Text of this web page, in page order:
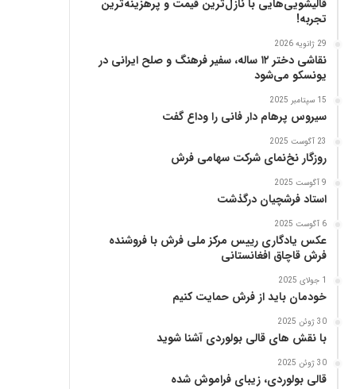
قالیشویی‌هایی با نازل‌ترین قیمت و پرهزینه‌ترین
تجربه!
29 ژانویه 2026
نقاشی دختر ۱۲ ساله، سفیر فرهنگ و صلح ایرانی در
یونسکو می‌شود
15 سپتامبر 2025
سیروس پرهام دار فانی را وداع گفت
23 آگوست 2025
روزگار نخ‌نمای شرکت سهامی فرش
9 آگوست 2025
استاد فرشچیان درگذشت
6 آگوست 2025
عکس یادگاری رییس مرکز ملی فرش با فروشنده
فرش قاچاق افغانستانی
1 جولای 2025
خودمان باید از فرش حمایت کنیم
30 ژوئن 2025
با نقش های قالی بولوردی آشنا شوید
30 ژوئن 2025
قالی بولوردی، زیبای فراموش شده